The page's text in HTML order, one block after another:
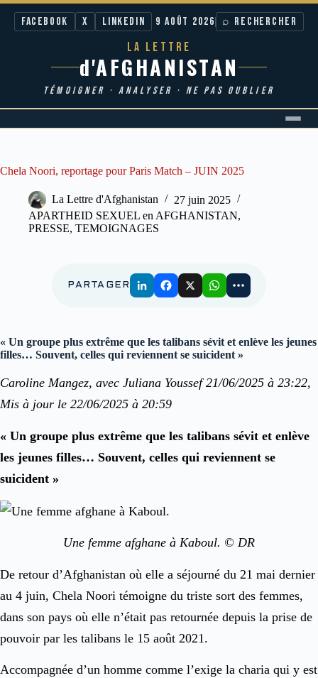
Facebook X LinkedIn 9 AOÛT 2026 ⌕ RECHERCHER
LA LETTRE
d'AFGHANISTAN
TÉMOIGNER · ANALYSER · NE PAS OUBLIER
Chela Noori, reportage pour Paris Match – JUIN 2025
La Lettre d'Afghanistan
27 juin 2025
APARTHEID SEXUEL en AFGHANISTAN,
PRESSE, TEMOIGNAGES
PARTAGER
« Un groupe plus extrême que les talibans sévit et enlève les jeunes
filles… Souvent, celles qui reviennent se suicident »
Caroline Mangez, avec Juliana Youssef 21/06/2025 à 23:22,
Mis à jour le 22/06/2025 à 20:59
« Un groupe plus extrême que les talibans sévit et enlève
les jeunes filles… Souvent, celles qui reviennent se
suicident »
Une femme afghane à Kaboul. © DR
De retour d’Afghanistan où elle a séjourné du 21 mai dernier
au 4 juin, Chela Noori témoigne du triste sort des femmes,
dans son pays où elle n’était pas retournée depuis la prise de
pouvoir par les talibans le 15 août 2021.
Accompagnée d’un homme comme l’exige la charia qui y est